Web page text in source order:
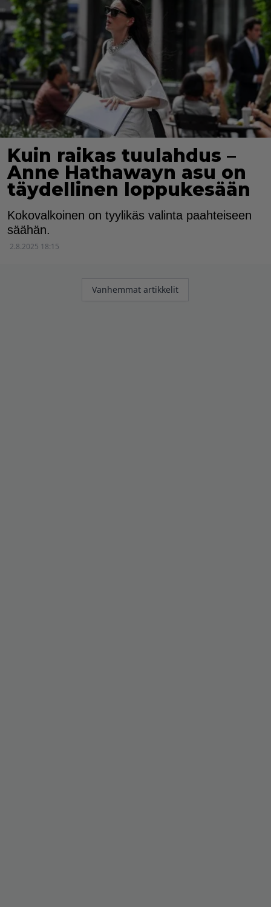
Kuin raikas tuulahdus –
Anne Hathawayn asu on
täydellinen loppukesään
Kokovalkoinen on tyylikäs valinta paahteiseen
säähän.
2.8.2025 18:15
Artikkelien
Vanhemmat artikkelit